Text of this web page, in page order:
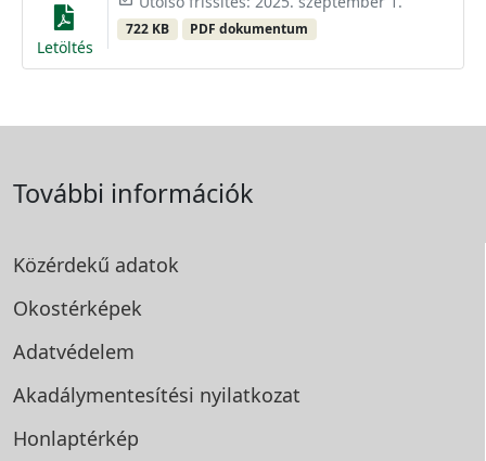
Letöltés
722 KB PDF dokumentum
További információk
Közérdekű adatok
Okostérképek
Adatvédelem
Akadálymentesítési nyilatkozat
Honlaptérkép